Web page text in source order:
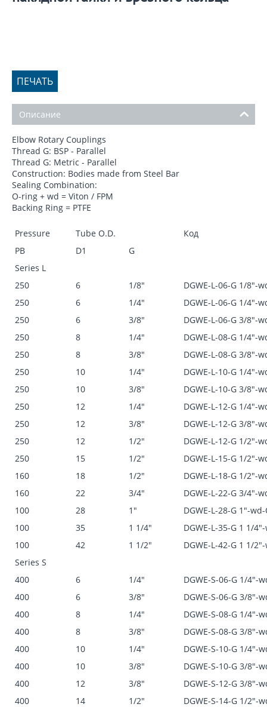
ПЕЧАТЬ
Описание
Elbow Rotary Couplings
Thread G: BSP - Parallel
Thread G: Metric - Parallel
Construction: Bodies made from Steel Bar
Sealing Combination:
O-ring + wd = Viton / FPM
Backing Ring = PTFE
Pressure Tube O.D.
Код
PB
D1
G
Series L
250
6 1/8"
DGWE-L-06-G 1/8"-
250
6 1/4"
DGWE-L-06-G 1/4"-
250
6 3/8"
DGWE-L-06-G 3/8"-
250
8 1/4"
DGWE-L-08-G 1/4"-
250
8 3/8"
DGWE-L-08-G 3/8"-
250
10 1/4"
DGWE-L-10-G 1/4"-
250
10 3/8"
DGWE-L-10-G 3/8"-
250
12 1/4"
DGWE-L-12-G 1/4"-
250
12 3/8"
DGWE-L-12-G 3/8"-
250
12 1/2"
DGWE-L-12-G 1/2"-
250
15 1/2"
DGWE-L-15-G 1/2"-
160
18 1/2"
DGWE-L-18-G 1/2"-
160
22 3/4"
DGWE-L-22-G 3/4"-
100
28 1"
DGWE-L-28-G 1"-
100
35 1 1/4"
DGWE-L-35-G 1 1/
100
42 1 1/2"
DGWE-L-42-G 1 1/
Series S
400
6 1/4"
DGWE-S-06-G 1/4"-
400
6 3/8"
DGWE-S-06-G 3/8"-
400
8 1/4"
DGWE-S-08-G 1/4"-
400
8 3/8"
DGWE-S-08-G 3/8"-
400
10 1/4"
DGWE-S-10-G 1/4"-
400
10 3/8"
DGWE-S-10-G 3/8"-
400
12 3/8"
DGWE-S-12-G 3/8"-
400
14 1/2"
DGWE-S-14-G 1/2"-